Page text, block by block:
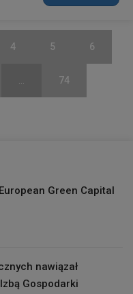
4 5 6
74
Green Capital
nawiązał
Gospodarki